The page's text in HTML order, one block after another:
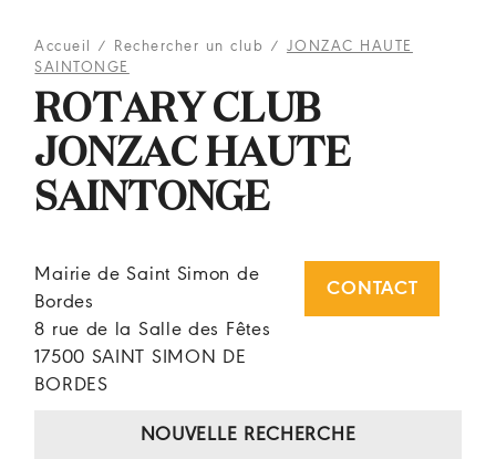
Accueil / Rechercher un club / JONZAC HAUTE
SAINTONGE
ROTARY CLUB
JONZAC HAUTE
SAINTONGE
Mairie de Saint Simon de
Bordes
8 rue de la Salle des Fêtes
17500 SAINT SIMON DE
BORDES
CONTACT
NOUVELLE RECHERCHE